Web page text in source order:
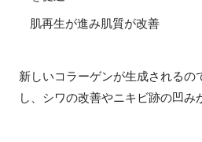
肌再生が進み肌質が改善
新しいコラーゲンが生成されるの
し、シワの改善やニキビ跡の凹み